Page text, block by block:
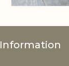
Information